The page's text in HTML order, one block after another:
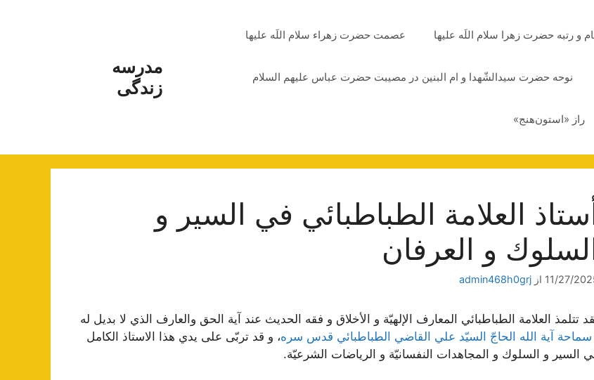
مدرسه
زندگی
و رتبه حضرت زهرا سلام اللَه علیها عصمت حضرت زهراء سلام اللَه علیها
نوحه حضرت سیدالشّهدا و ام البنین در مصیبت حضرت عباس علیهم السلام
راز «استون‌هنج»
العلامة الطباطبائي في السير و
و العرفان
11/27/ از admin468h0grj
تتلمذ العلامة الطباطبائي المعارف الإلهيّة و الأخلاق و فقه الحديث عند آية الحق والعارف الذي لا بديل له
سماحة آية الله الحاجّ السيّد علي القاضي الطباطبائي قدس سره، و قد تربّى على يدي هذا الاستاذ الكامل
السير و السلوك و المجاهدات النفسانيّة و الرياضات الشرعيّة.